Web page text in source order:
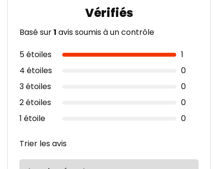
Basé sur1 avis soumis à un contrôle
5 étoiles
1
4 étoiles
0
3 étoiles
0
2 étoiles
0
1 étoile
0
Trier les avis